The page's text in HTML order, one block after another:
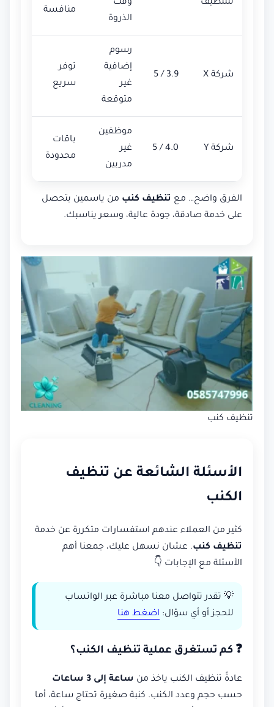
للتنظيف
وقت
الذروة
منافسة
شركة X 3.9 / 5
رسوم
إضافية
غير
متوقعة
توفر
سريع
شركة Y 4.0 / 5
موظفين
غير
مدربين
باقات
محدودة
الفرق واضح… مع تنظيف كنب من ياسمين بتحصل
على خدمة صادقة، جودة عالية، وسعر يناسبك.
تنظيف كنب
الأسئلة الشائعة عن تنظيف
الكنب
كثير من العملاء عندهم استفسارات متكررة عن خدمة
تنظيف كنب. عشان نسهل عليك، جمعنا أهم
الأسئلة مع الإجابات 👇
💡 تقدر تتواصل معنا مباشرة عبر الواتساب
للحجز أو أي سؤال: اضغط هنا
❓ كم تستغرق عملية تنظيف الكنب؟
عادةً تنظيف الكنب ياخذ من ساعة إلى 3 ساعات
حسب حجم وعدد الكنب. كنبة صغيرة تحتاج ساعة، أما